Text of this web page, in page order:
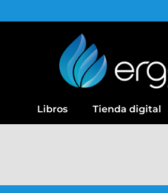
Libros Tienda digital